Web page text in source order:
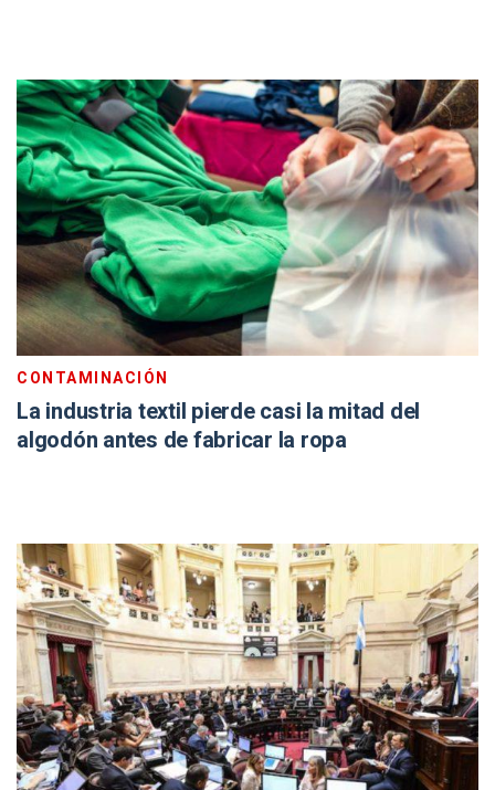
CONTAMINACIÓN
La industria textil pierde casi la mitad del
algodón antes de fabricar la ropa